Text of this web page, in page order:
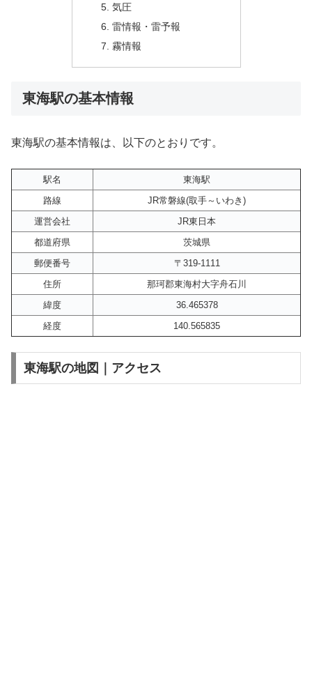
気圧
雷情報・雷予報
霧情報
東海駅の基本情報
東海駅の基本情報は、以下のとおりです。
駅名
東海駅
路線
JR常磐線(取手～いわき)
運営会社
JR東日本
都道府県
茨城県
郵便番号
〒319-1111
住所
那珂郡東海村大字舟石川
緯度
36.465378
経度
140.565835
東海駅の地図｜アクセス